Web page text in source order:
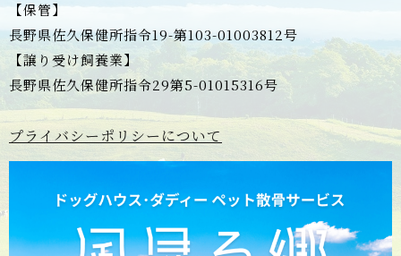
【保管】
長野県佐久保健所指令19-第103-01003812号
【譲り受け飼養業】
長野県佐久保健所指令29第5-01015316号
プライバシーポリシーについて